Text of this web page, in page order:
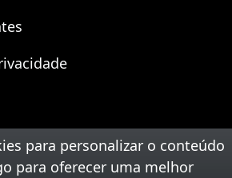
para personalizar o conteúdo
para oferecer uma melhor